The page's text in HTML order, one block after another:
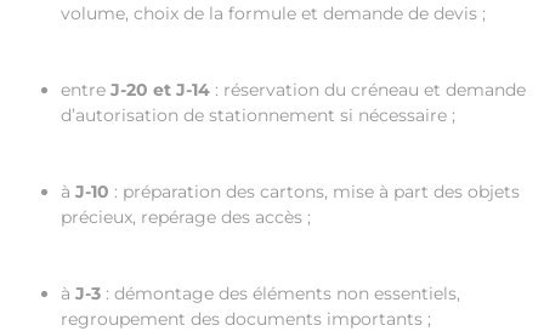
volume, choix de la formule et demande de devis ;
entre J-20 et J-14 : réservation du créneau et demande
d’autorisation de stationnement si nécessaire ;
à J-10 : préparation des cartons, mise à part des objets
précieux, repérage des accès ;
à J-3 : démontage des éléments non essentiels,
regroupement des documents importants ;